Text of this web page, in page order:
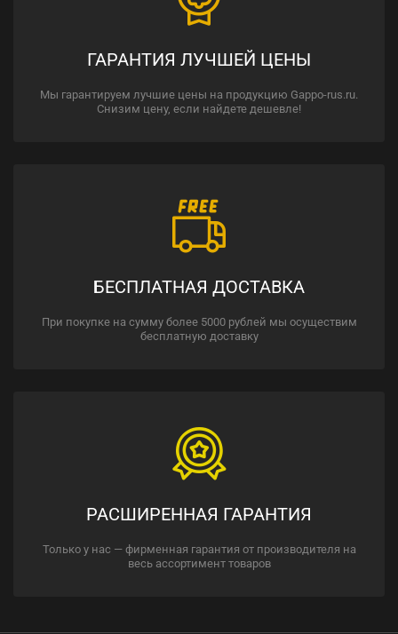
ГАРАНТИЯ ЛУЧШЕЙ ЦЕНЫ
Мы гарантируем лучшие цены на продукцию Gappo-rus.ru.
Снизим цену, если найдете дешевле!
БЕСПЛАТНАЯ ДОСТАВКА
При покупке на сумму более 5000 рублей мы осуществим
бесплатную доставку
РАСШИРЕННАЯ ГАРАНТИЯ
Только у нас — фирменная гарантия от производителя на
весь ассортимент товаров